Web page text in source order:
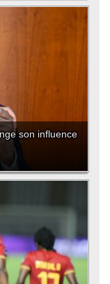
son influence